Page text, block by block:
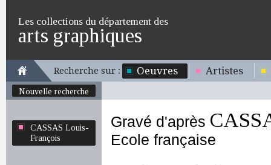
Les collections du département des
arts graphiques
Recherche sur : Oeuvres Artistes
Nouvelle recherche
CASSAS Louis-
François
Gravé d'après
Ecole française